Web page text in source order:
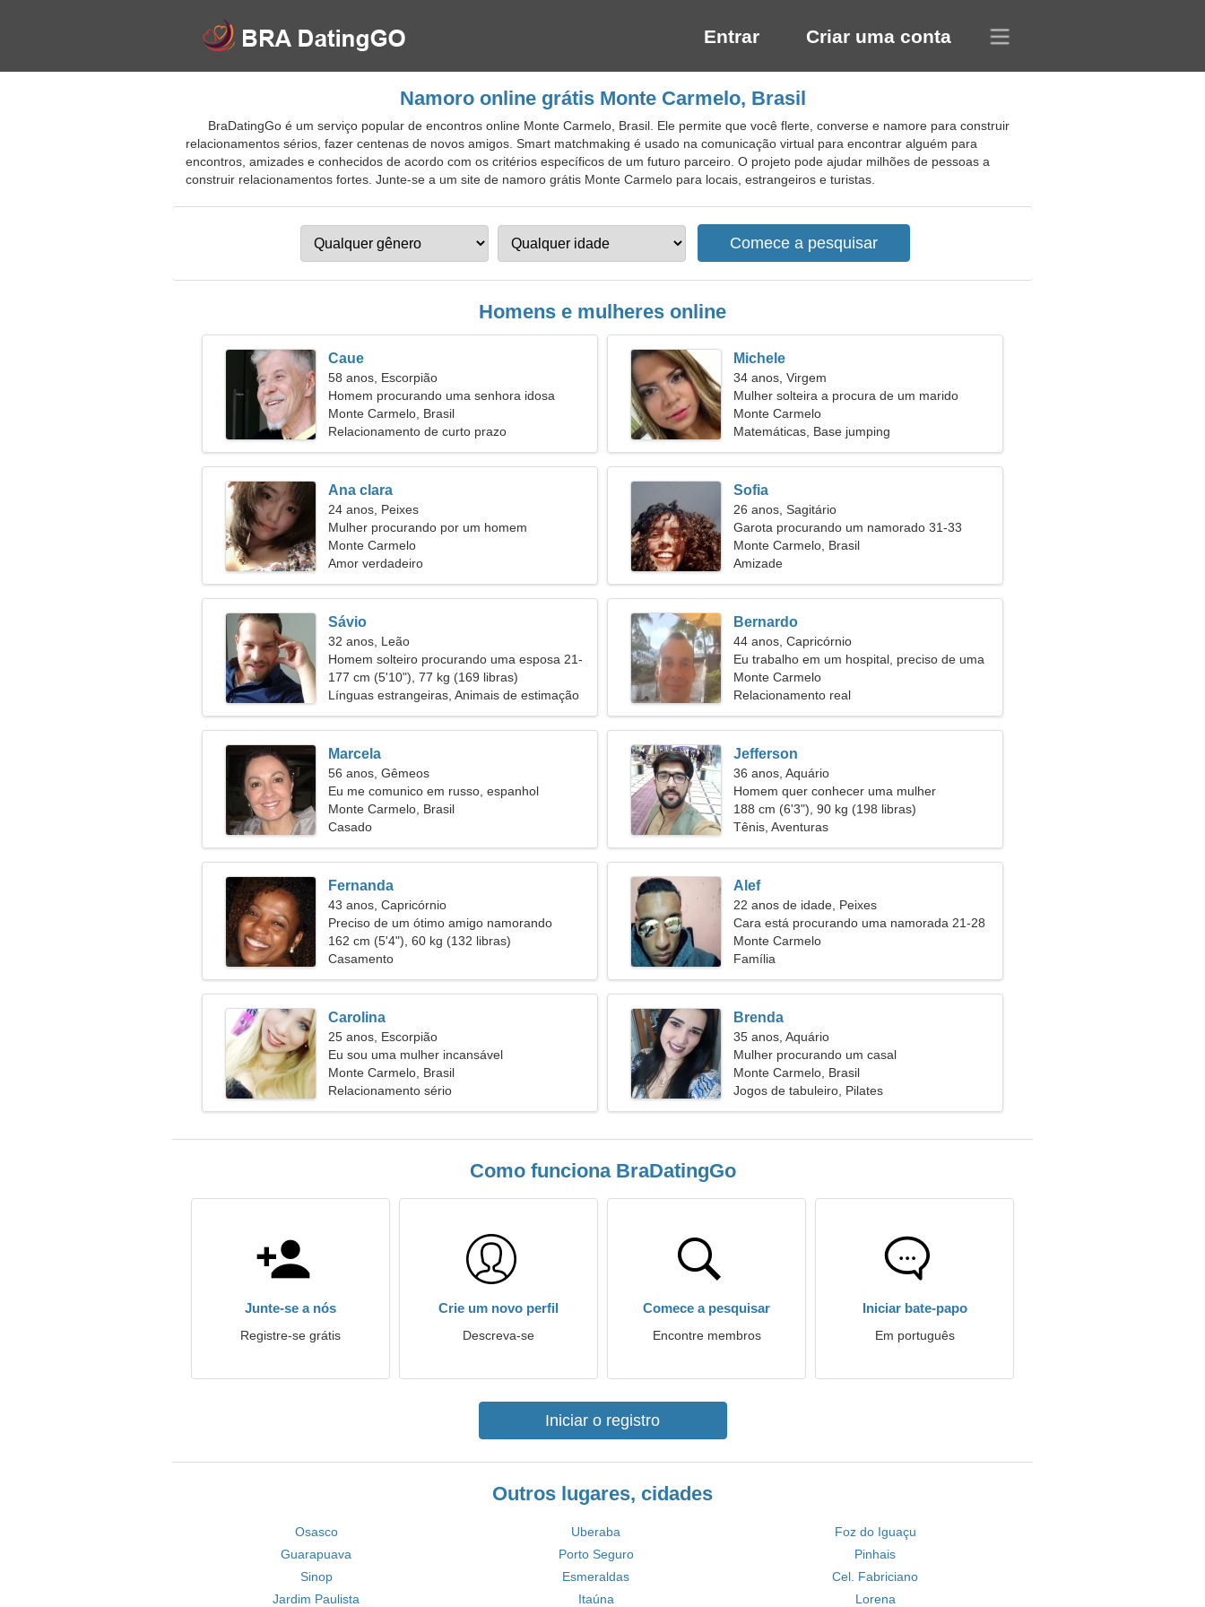
Entrar Criar uma conta
Namoro online grátis Monte Carmelo, Brasil
BraDatingGo é um serviço popular de encontros online Monte Carmelo, Brasil. Ele permite que você flerte, converse e namore para construir
relacionamentos sérios, fazer centenas de novos amigos. Smart matchmaking é usado na comunicação virtual para encontrar alguém para
encontros, amizades e conhecidos de acordo com os critérios específicos de um futuro parceiro. O projeto pode ajudar milhões de pessoas a
construir relacionamentos fortes. Junte-se a um site de namoro grátis Monte Carmelo para locais, estrangeiros e turistas.
Homens e mulheres online
Caue
58 anos, Escorpião
Homem procurando uma senhora idosa
Monte Carmelo, Brasil
Relacionamento de curto prazo
Michele
34 anos, Virgem
Mulher solteira a procura de um marido
Monte Carmelo
Matemáticas, Base jumping
Ana clara
24 anos, Peixes
Mulher procurando por um homem
Monte Carmelo
Amor verdadeiro
Sofia
26 anos, Sagitário
Garota procurando um namorado 31-33
Monte Carmelo, Brasil
Amizade
Sávio
32 anos, Leão
Homem solteiro procurando uma esposa 21-
29
177 cm (5'10"), 77 kg (169 libras)
Línguas estrangeiras, Animais de estimação
Bernardo
44 anos, Capricórnio
Eu trabalho em um hospital, preciso de uma
mulher legal
Monte Carmelo
Relacionamento real
Marcela
56 anos, Gêmeos
Eu me comunico em russo, espanhol
Monte Carmelo, Brasil
Casado
Jefferson
36 anos, Aquário
Homem quer conhecer uma mulher
188 cm (6'3"), 90 kg (198 libras)
Tênis, Aventuras
Fernanda
43 anos, Capricórnio
Preciso de um ótimo amigo namorando
162 cm (5'4"), 60 kg (132 libras)
Casamento
Alef
22 anos de idade, Peixes
Cara está procurando uma namorada 21-28
Monte Carmelo
Família
Carolina
25 anos, Escorpião
Eu sou uma mulher incansável
Monte Carmelo, Brasil
Relacionamento sério
Brenda
35 anos, Aquário
Mulher procurando um casal
Monte Carmelo, Brasil
Jogos de tabuleiro, Pilates
Como funciona BraDatingGo
Junte-se a nós
Registre-se grátis
Crie um novo perfil
Descreva-se
Comece a pesquisar
Encontre membros
Iniciar bate-papo
Em português
Iniciar o registro
Outros lugares, cidades
Osasco Uberaba
Foz do Iguaçu
Guarapuava
Porto Seguro
Pinhais
Sinop
Esmeraldas
Cel. Fabriciano
Jardim Paulista
Itaúna Lorena